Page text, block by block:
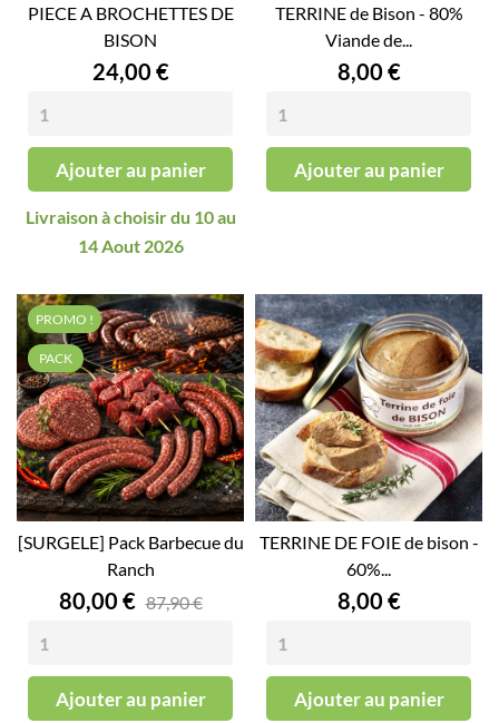
PIECE A BROCHETTES DE
BISON
Prix
24,00 €
Ajouter au panier
Livraison à choisir du 10 au
14 Aout 2026
TERRINE de Bison - 80%
Viande de...
Prix
8,00 €
Ajouter au panier
[SURGELE] Pack Barbecue du
Ranch
Prix
80,00 € 87,90 €
Ajouter au panier
PROMO !
PACK
TERRINE DE FOIE de bison -
60%...
Prix
8,00 €
Ajouter au panier